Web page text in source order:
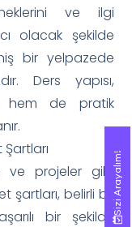
ve ilgi
olacak şekilde
bir yelpazede
Ders yapısı,
hem de pratik
ve projeler gibi
şartları, belirli bir
bir şekilde
Sizi Arayalım!
Sizi Arayalım!